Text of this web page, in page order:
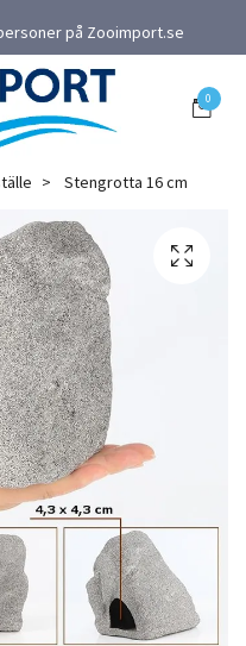
på Zooimport.se
0
Stengrotta 16 cm